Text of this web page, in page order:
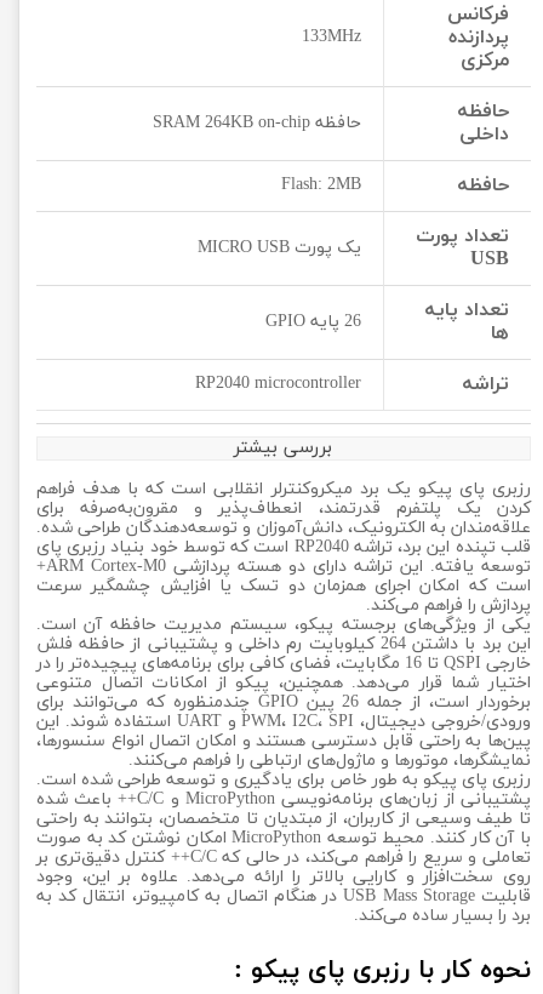
فرکانس
پردازنده
مرکزی
133MHz
حافظه
داخلی
حافظه SRAM 264KB on-chip
حافظه Flash: 2MB
تعداد پورت
USB
یک پورت MICRO USB
تعداد پایه
ها
26 پایه GPIO
تراشه RP2040 microcontroller
بررسی بیشتر
رزبری پای پیکو یک برد میکروکنترلر انقلابی است که با هدف فراهم
کردن یک پلتفرم قدرتمند، انعطاف‌پذیر و مقرون‌به‌صرفه برای
علاقه‌مندان به الکترونیک، دانش‌آموزان و توسعه‌دهندگان طراحی شده.
قلب تپنده این برد، تراشه RP2040 است که توسط خود بنیاد رزبری پای
توسعه یافته. این تراشه دارای دو هسته پردازشی ARM Cortex-M0+
است که امکان اجرای همزمان دو تسک یا افزایش چشمگیر سرعت
پردازش را فراهم می‌کند.
یکی از ویژگی‌های برجسته پیکو، سیستم مدیریت حافظه آن است.
این برد با داشتن 264 کیلوبایت رم داخلی و پشتیبانی از حافظه فلش
خارجی QSPI تا 16 مگابایت، فضای کافی برای برنامه‌های پیچیده‌تر را در
اختیار شما قرار می‌دهد. همچنین، پیکو از امکانات اتصال متنوعی
برخوردار است، از جمله 26 پین GPIO چندمنظوره که می‌توانند برای
ورودی/خروجی دیجیتال، PWM، I2C، SPI و UART استفاده شوند. این
پین‌ها به راحتی قابل دسترسی هستند و امکان اتصال انواع سنسورها،
نمایشگرها، موتورها و ماژول‌های ارتباطی را فراهم می‌کنند.
رزبری پای پیکو به طور خاص برای یادگیری و توسعه طراحی شده است.
پشتیبانی از زبان‌های برنامه‌نویسی MicroPython و C/C++ باعث شده
تا طیف وسیعی از کاربران، از مبتدیان تا متخصصان، بتوانند به راحتی
با آن کار کنند. محیط توسعه MicroPython امکان نوشتن کد به صورت
تعاملی و سریع را فراهم می‌کند، در حالی که C/C++ کنترل دقیق‌تری بر
روی سخت‌افزار و کارایی بالاتر را ارائه می‌دهد. علاوه بر این، وجود
قابلیت USB Mass Storage در هنگام اتصال به کامپیوتر، انتقال کد به
برد را بسیار ساده می‌کند.
نحوه کار با رزبری پای پیکو :